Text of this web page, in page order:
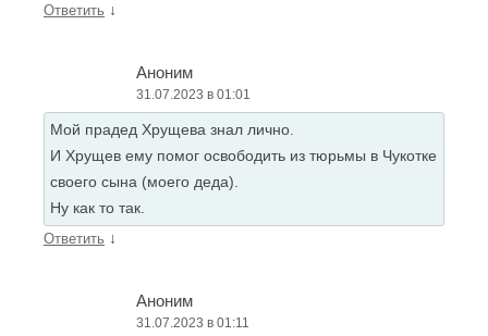
Ответить ↓
Аноним
31.07.2023 в 01:01
Мой прадед Хрущева знал лично.
И Хрущев ему помог освободить из тюрьмы в Чукотке
своего сына (моего деда).
Ну как то так.
Ответить ↓
Аноним
31.07.2023 в 01:11